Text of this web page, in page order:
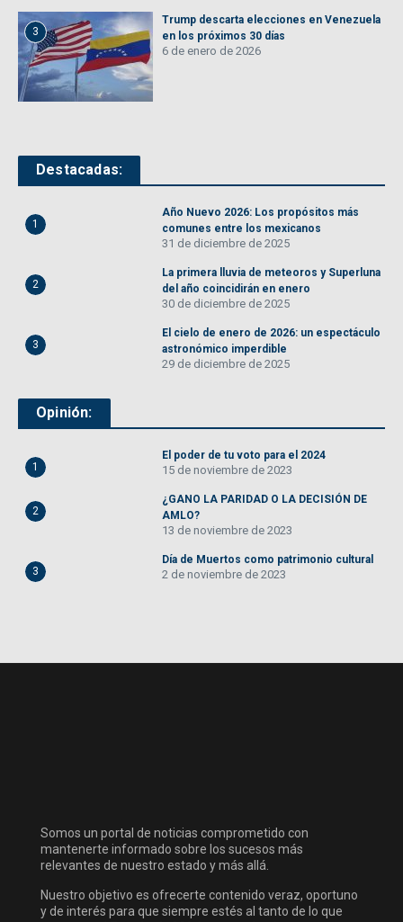
3
Trump descarta elecciones en Venezuela
en los próximos 30 días
6 de enero de 2026
Destacadas:
1
Año Nuevo 2026: Los propósitos más
comunes entre los mexicanos
31 de diciembre de 2025
2
La primera lluvia de meteoros y Superluna
del año coincidirán en enero
30 de diciembre de 2025
3
El cielo de enero de 2026: un espectáculo
astronómico imperdible
29 de diciembre de 2025
Opinión:
1
El poder de tu voto para el 2024
15 de noviembre de 2023
2
¿GANO LA PARIDAD O LA DECISIÓN DE
AMLO?
13 de noviembre de 2023
3
Día de Muertos como patrimonio cultural
2 de noviembre de 2023
Somos un portal de noticias comprometido con
mantenerte informado sobre los sucesos más
relevantes de nuestro estado y más allá.
Nuestro objetivo es ofrecerte contenido veraz, oportuno
y de interés para que siempre estés al tanto de lo que